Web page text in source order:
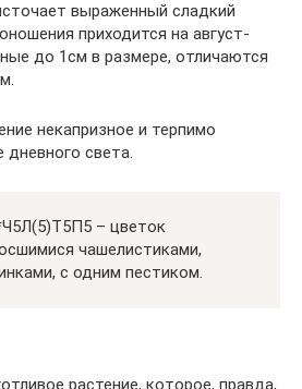
выраженный сладкий
приходится на август-
до 1см в размере, отличаются
некапризное и терпимо
дневного света.
– цветок
чашелистиками,
с одним пестиком.
растение, которое, правда,